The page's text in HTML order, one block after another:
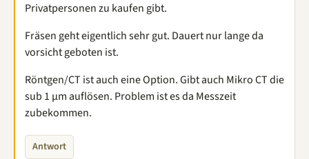
Privatpersonen zu kaufen gibt.
Fräsen geht eigentlich sehr gut. Dauert nur lange da
vorsicht geboten ist.
Röntgen/CT ist auch eine Option. Gibt auch Mikro CT die
sub 1 µm auflösen. Problem ist es da Messzeit
zubekommen.
Antwort